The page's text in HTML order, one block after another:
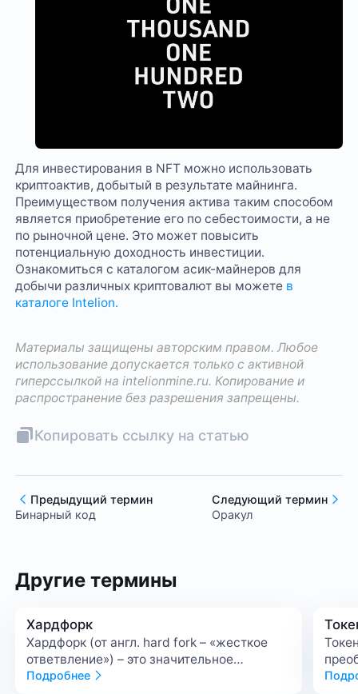
Для инвестирования в NFT можно использовать
криптоактив, добытый в результате майнинга.
Преимуществом получения актива таким способом
является приобретение его по себестоимости, а не
по рыночной цене. Это может повысить
потенциальную доходность инвестиции.
Ознакомиться с каталогом асик-майнеров для
добычи различных криптовалют вы можете в
каталоге Intelion.
Материалы защищены авторским правом. Любое
использование допускается только с активной
гиперссылкой наintelionmine.ru. Копирование и
распространение без разрешения запрещены.
Копировать ссылку на статью
Предыдущий термин
Бинарный код
Следующий термин
Оракул
Другие термины
Хардфорк
Хардфорк (от англ. hard fork – «жесткое
ответвление») – это значительное
изменение протокола блокчейна, при
Подробнее
в